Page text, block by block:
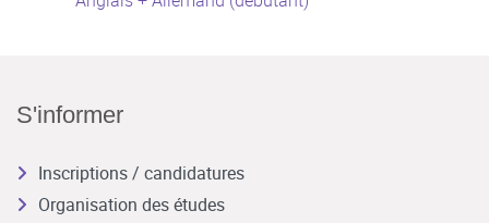
S'informer
Inscriptions / candidatures
Organisation des études